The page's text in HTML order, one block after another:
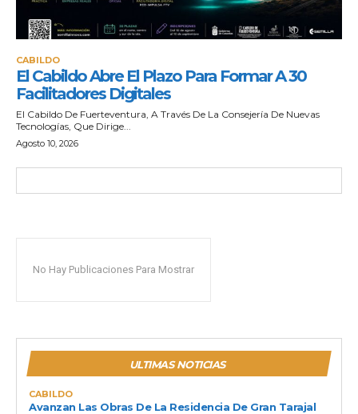
CABILDO
El Cabildo Abre El Plazo Para Formar A 30
Facilitadores Digitales
El Cabildo De Fuerteventura, A Través De La Consejería De Nuevas
Tecnologías, Que Dirige...
Agosto 10, 2026
No Hay Publicaciones Para Mostrar
ULTIMAS NOTICIAS
CABILDO
Avanzan Las Obras De La Residencia De Gran Tarajal